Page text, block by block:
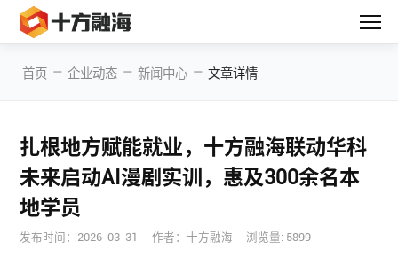
首页 — 企业动态 — 新闻中心 — 文章详情
扎根地方赋能就业，十方融海联动华科
未来启动AI漫剧实训，惠及300余名本
地学员
发布时间： 2026-03-31 作者：十方融海 浏览量: 5899